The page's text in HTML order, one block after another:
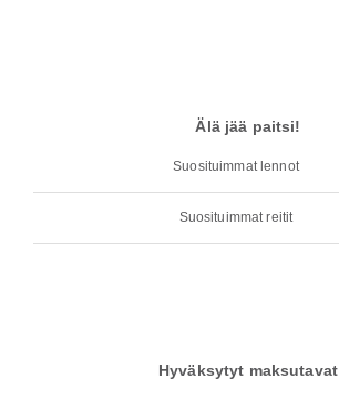
Älä jää paitsi!
Suosituimmat lennot
Suosituimmat reitit
Hyväksytyt maksutavat